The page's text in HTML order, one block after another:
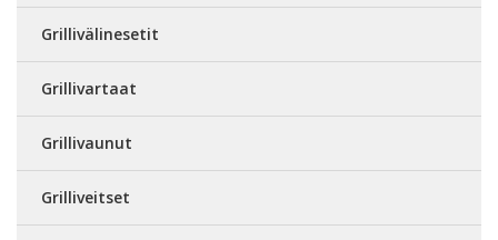
Grillivälinesetit
Grillivartaat
Grillivaunut
Grilliveitset